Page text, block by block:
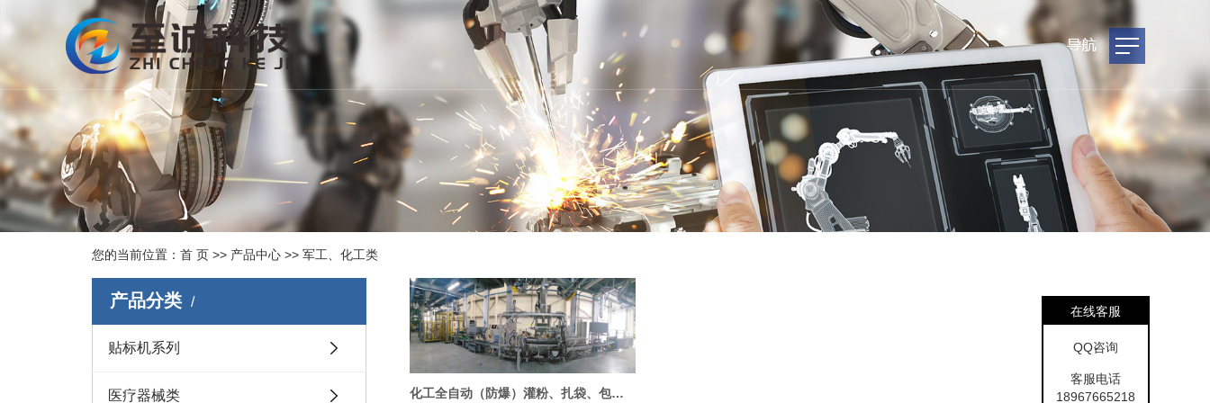
您的当前位置： 首 页 >> 产品中心 >> 军工、化工类
产品分类
贴标机系列
医疗器械类 化工全自动（防爆）灌粉、扎袋、包装生产线
在线客服
QQ咨询
客服电话
18967665218